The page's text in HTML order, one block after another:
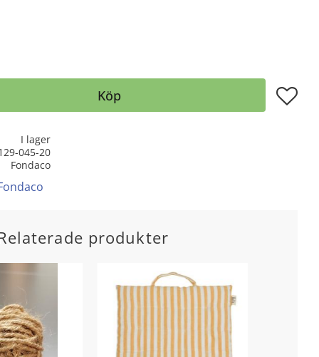
Köp Lägg
I lager
045-20
Fondaco
produkter